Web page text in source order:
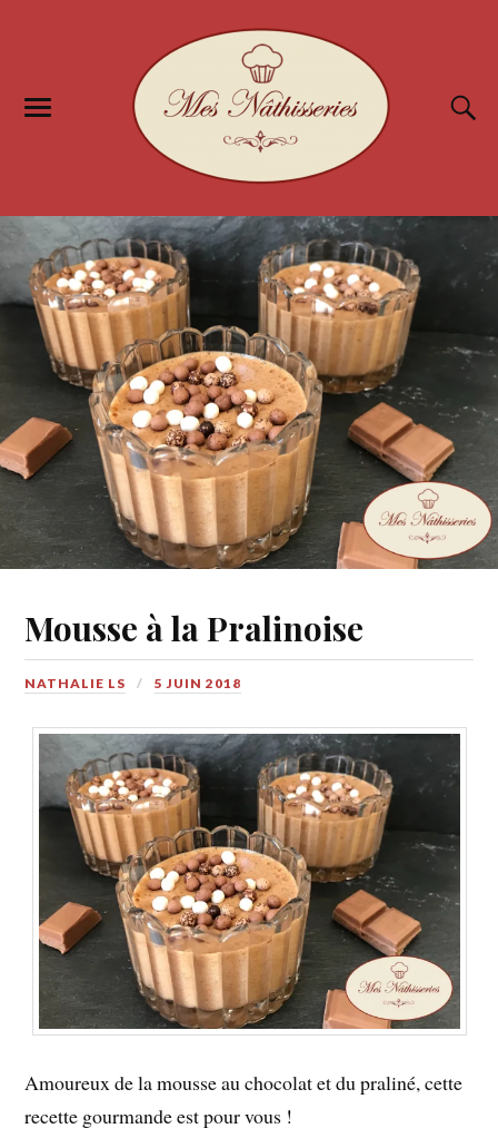
Mousse à la Pralinoise
NATHALIE LS 5 JUIN 2018
Amoureux de la mousse au chocolat et du praliné, cette
recette gourmande est pour vous !